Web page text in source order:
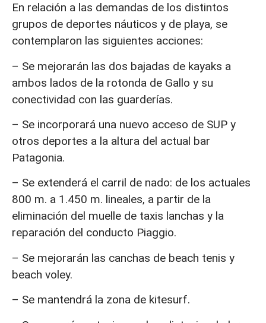
En relación a las demandas de los distintos
grupos de deportes náuticos y de playa, se
contemplaron las siguientes acciones:
– Se mejorarán las dos bajadas de kayaks a
ambos lados de la rotonda de Gallo y su
conectividad con las guarderías.
– Se incorporará una nuevo acceso de SUP y
otros deportes a la altura del actual bar
Patagonia.
– Se extenderá el carril de nado: de los actuales
800 m. a 1.450 m. lineales, a partir de la
eliminación del muelle de taxis lanchas y la
reparación del conducto Piaggio.
– Se mejorarán las canchas de beach tenis y
beach voley.
– Se mantendrá la zona de kitesurf.